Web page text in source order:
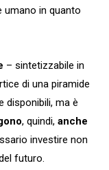
umano in quanto
– sintetizzabile in
di una piramide
disponibili, ma è
, quindi, anche
investire non
futuro.